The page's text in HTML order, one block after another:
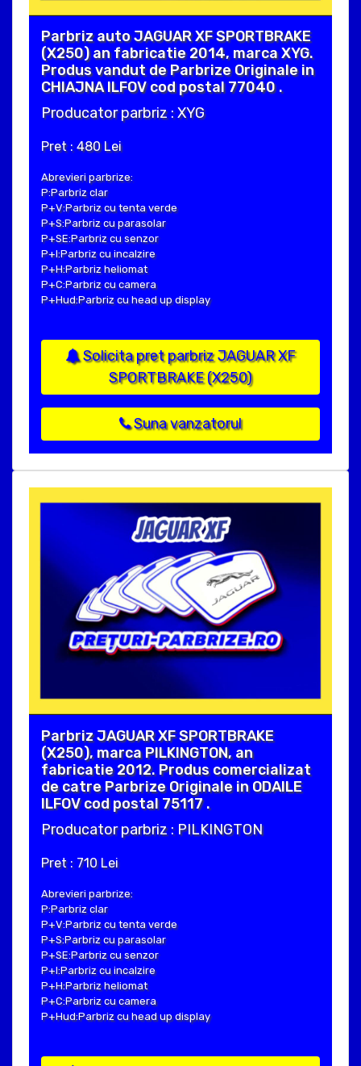
Parbriz auto JAGUAR XF SPORTBRAKE
(X250) an fabricatie 2014, marca XYG.
Produs vandut de Parbrize Originale in
CHIAJNA ILFOV cod postal 77040 .
Producator parbriz : XYG
Pret : 480 Lei
Abrevieri parbrize:
P:Parbriz clar
P+V:Parbriz cu tenta verde
P+S:Parbriz cu parasolar
P+SE:Parbriz cu senzor
P+I:Parbriz cu incalzire
P+H:Parbriz heliomat
P+C:Parbriz cu camera
P+Hud:Parbriz cu head up display
Solicita pret parbriz JAGUAR XF
SPORTBRAKE (X250)
Suna vanzatorul
Parbriz JAGUAR XF SPORTBRAKE
(X250), marca PILKINGTON, an
fabricatie 2012. Produs comercializat
de catre Parbrize Originale in ODAILE
ILFOV cod postal 75117 .
Producator parbriz : PILKINGTON
Pret : 710 Lei
Abrevieri parbrize:
P:Parbriz clar
P+V:Parbriz cu tenta verde
P+S:Parbriz cu parasolar
P+SE:Parbriz cu senzor
P+I:Parbriz cu incalzire
P+H:Parbriz heliomat
P+C:Parbriz cu camera
P+Hud:Parbriz cu head up display